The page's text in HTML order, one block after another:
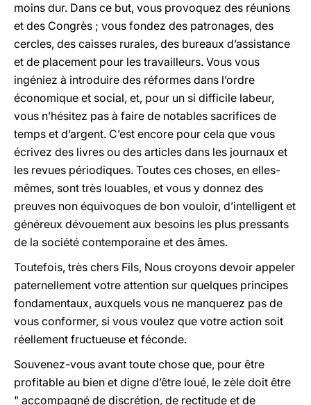
moins dur. Dans ce but, vous provoquez des réunions
et des Congrès ; vous fondez des patronages, des
cercles, des caisses rurales, des bureaux d’assistance
et de placement pour les travailleurs. Vous vous
ingéniez à introduire des réformes dans l’ordre
économique et social, et, pour un si difficile labeur,
vous n’hésitez pas à faire de notables sacrifices de
temps et d’argent. C’est encore pour cela que vous
écrivez des livres ou des articles dans les journaux et
les revues périodiques. Toutes ces choses, en elles-
mêmes, sont très louables, et vous y donnez des
preuves non équivoques de bon vouloir, d’intelligent et
généreux dévouement aux besoins les plus pressants
de la société contemporaine et des âmes.
Toutefois, très chers Fils, Nous croyons devoir appeler
paternellement votre attention sur quelques principes
fondamentaux, auxquels vous ne manquerez pas de
vous conformer, si vous voulez que votre action soit
réellement fructueuse et féconde.
Souvenez-vous avant toute chose que, pour être
profitable au bien et digne d’être loué, le zèle doit être
" accompagné de discrétion, de rectitude et de